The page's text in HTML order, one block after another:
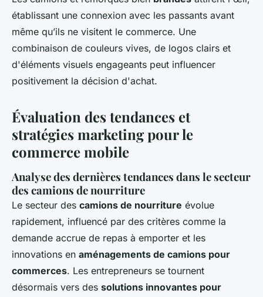
établissant une connexion avec les passants avant
même qu’ils ne visitent le commerce. Une
combinaison de couleurs vives, de logos clairs et
d'éléments visuels engageants peut influencer
positivement la décision d'achat.
Évaluation des tendances et
stratégies marketing pour le
commerce mobile
Analyse des dernières tendances dans le secteur
des camions de nourriture
Le secteur des camions de nourriture évolue
rapidement, influencé par des critères comme la
demande accrue de repas à emporter et les
innovations en aménagements de camions pour
commerces. Les entrepreneurs se tournent
désormais vers des solutions innovantes pour